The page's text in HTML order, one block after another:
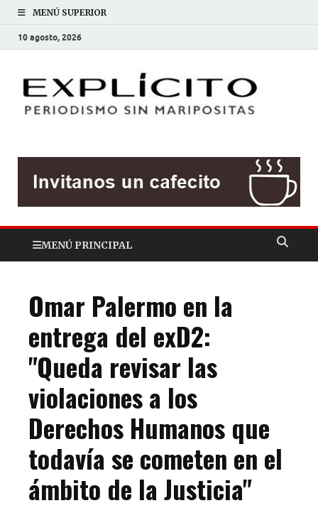
MENÚ SUPERIOR
10 agosto, 2026
MENÚ PRINCIPAL
Omar Palermo en la
entrega del exD2:
"Queda revisar las
violaciones a los
Derechos Humanos que
todavía se cometen en el
ámbito de la Justicia"